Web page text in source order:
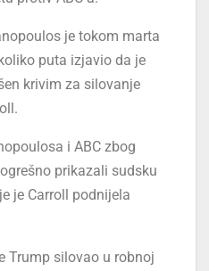
je tokom marta
puta izjavio da je
krivim za silovanje
i ABC zbog
prikazali sudsku
je Carroll podnijela
Trump silovao u robnoj